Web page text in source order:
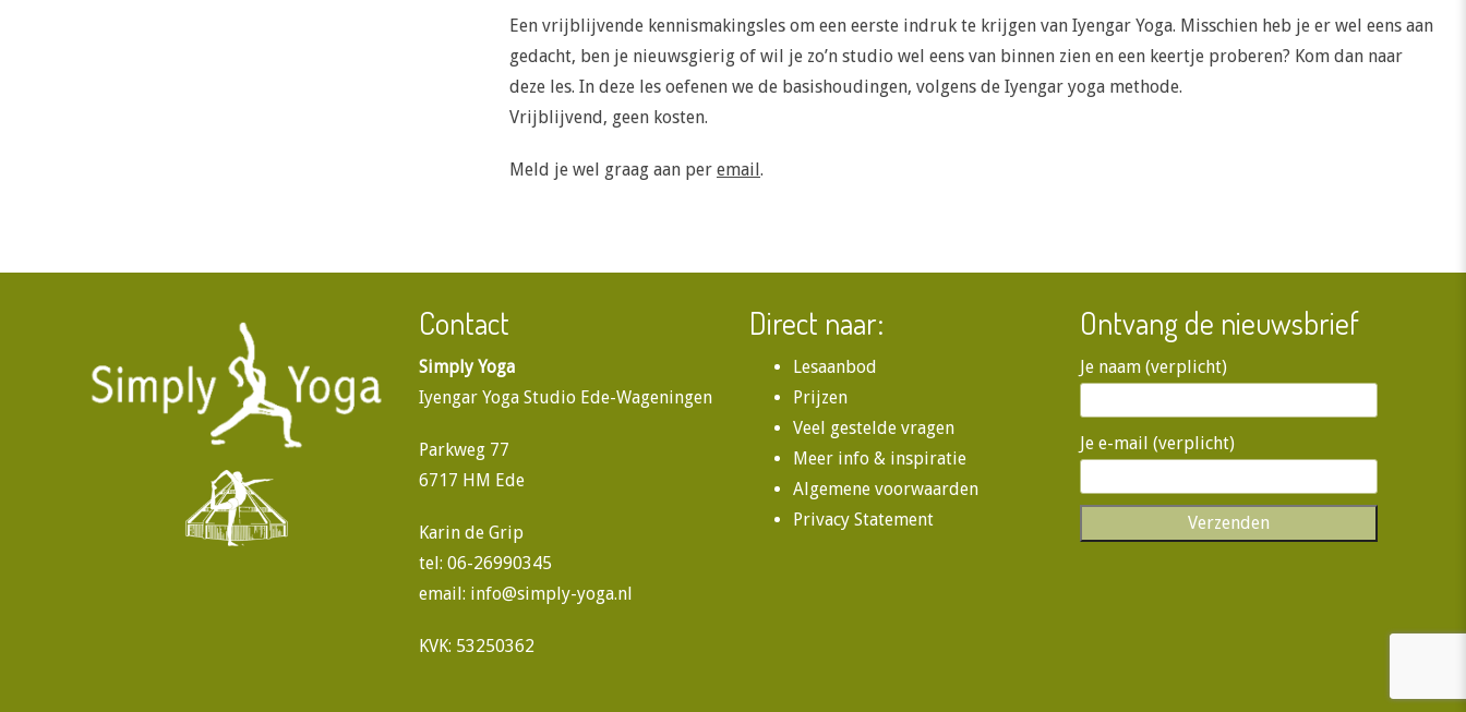
Een vrijblijvende kennismakingsles om een eerste indruk te krijgen van Iyengar Yoga. Misschien heb je er wel eens aan
gedacht, ben je nieuwsgierig of wil je zo’n studio wel eens van binnen zien en een keertje proberen? Kom dan naar
deze les. In deze les oefenen we de basishoudingen, volgens de Iyengar yoga methode.
Vrijblijvend, geen kosten.
Meld je wel graag aan per email .
Contact
Simply Yoga
Iyengar Yoga Studio Ede-Wageningen
Parkweg 77
6717 HM Ede
Karin de Grip
tel: 06-26990345
email: info@simply-yoga.nl
KVK: 53250362
Direct naar:
Lesaanbod
Prijzen
Veel gestelde vragen
Meer info & inspiratie
Algemene voorwaarden
Privacy Statement
Ontvang de nieuwsbrief
Je naam (verplicht)
Je e-mail (verplicht)
Gelieve dit veld leeg te laten.